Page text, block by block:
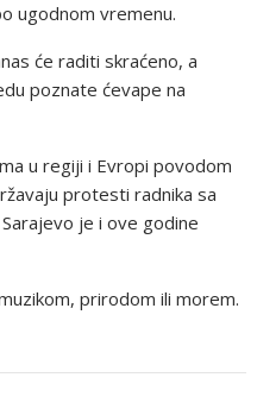
ugodnom vremenu.
će raditi skraćeno, a
poznate ćevape na
u regiji i Evropi povodom
protesti radnika sa
je i ove godine
prirodom ili morem.